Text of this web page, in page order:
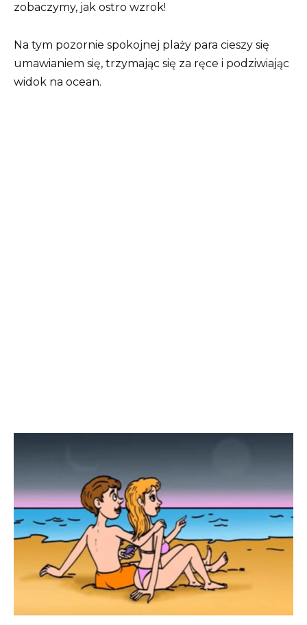
zobaczymy, jak ostro wzrok!
Na tym pozornie spokojnej plaży para cieszy się
umawianiem się, trzymając się za ręce i podziwiając
widok na ocean.